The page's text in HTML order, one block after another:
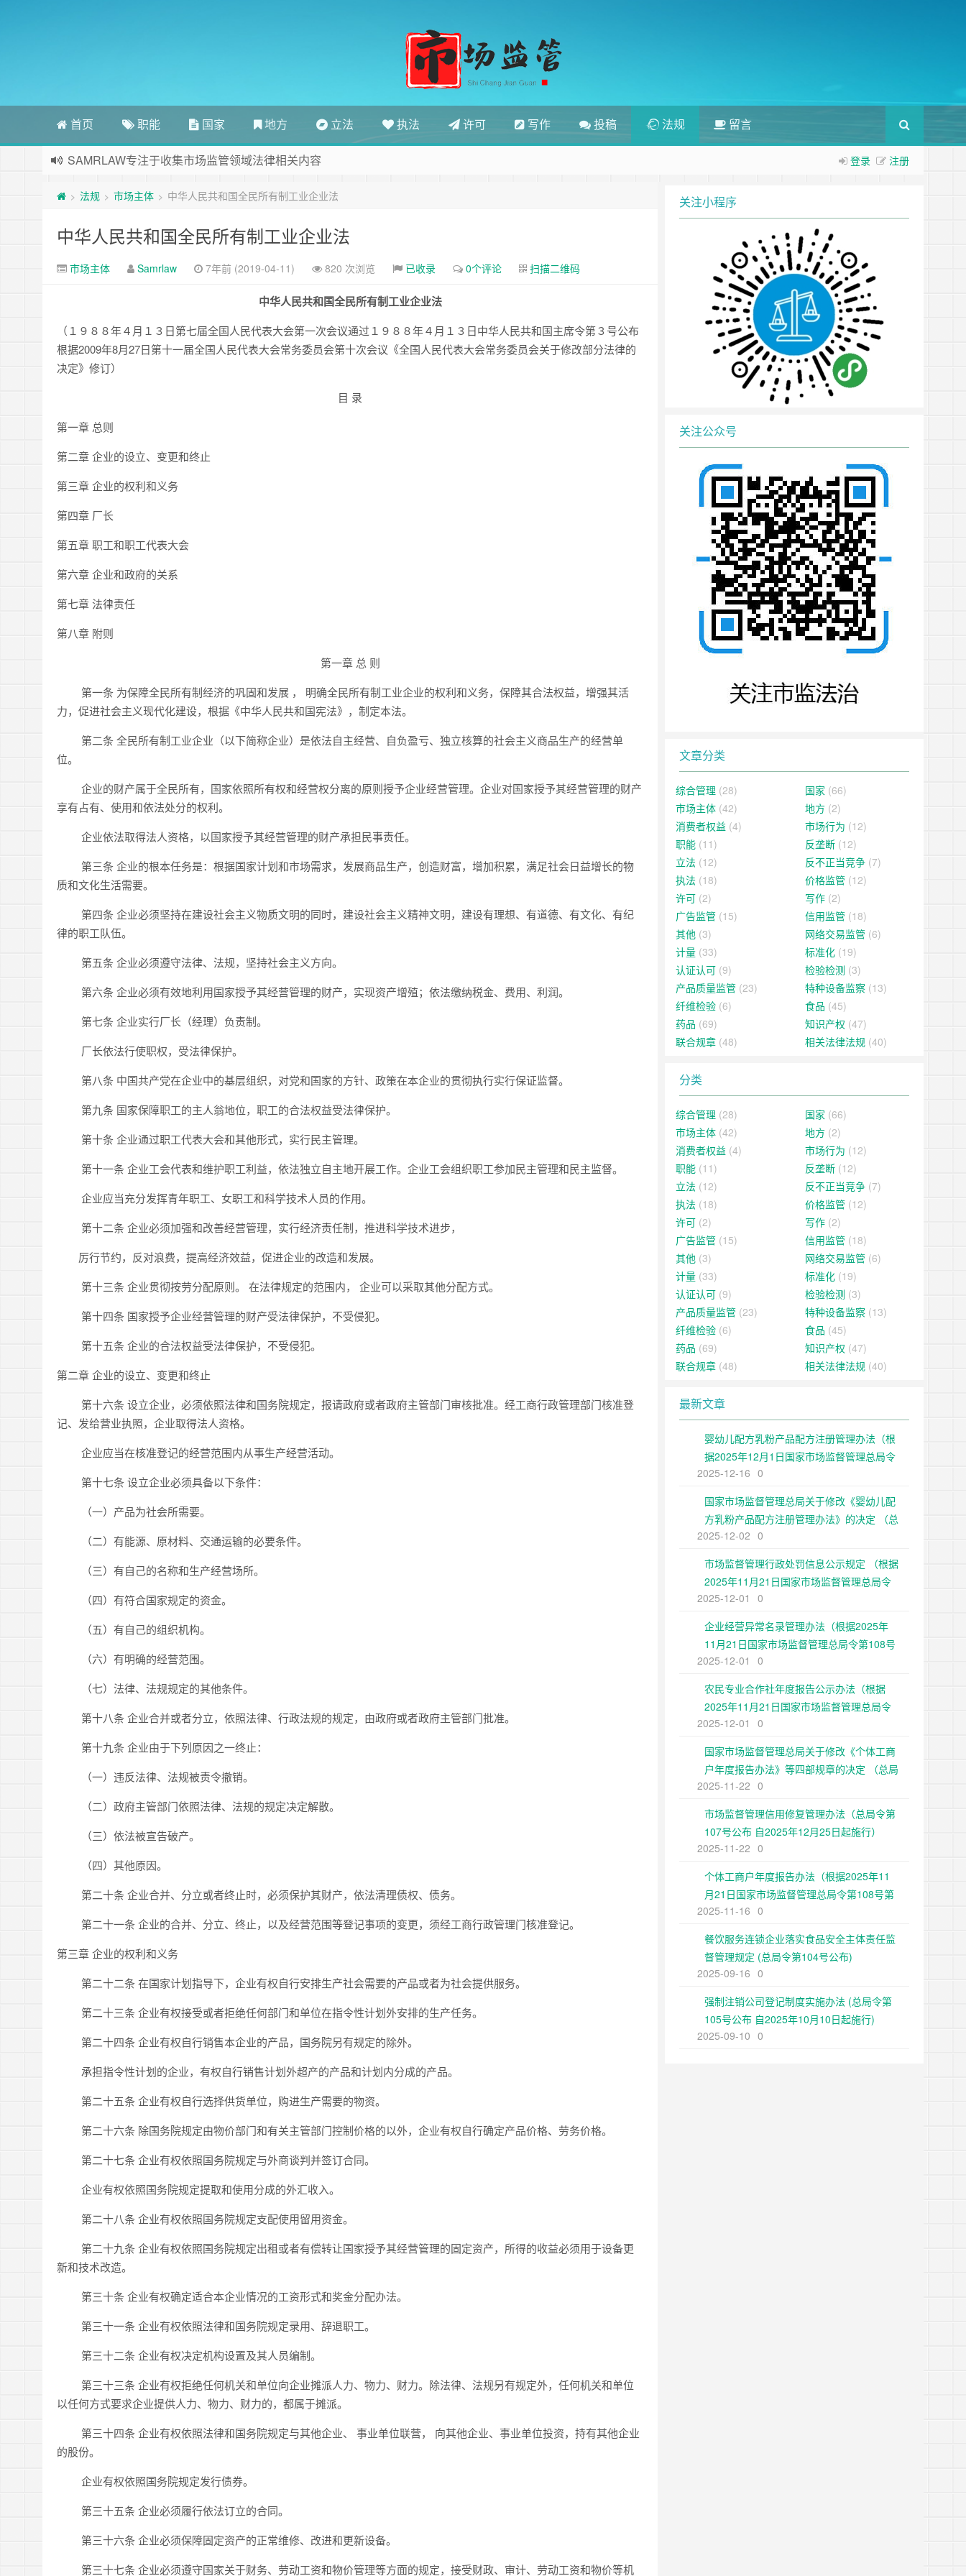
首页 职能 国家 地方 立法 执法 许可 写作 投稿 法规 留言
登录 注册
SAMRLAW专注于收集市场监管领域法律相关内容
> 法规 > 市场主体 > 中华人民共和国全民所有制工业企业法
中华人民共和国全民所有制工业企业法
市场主体 Samrlaw 7年前 (2019-04-11) 820 次浏览 已收录 0个评论 扫描二维码
中华人民共和国全民所有制工业企业法
（１９８８年４月１３日第七届全国人民代表大会第一次会议通过１９８８年４月１３日中华人民共和国主席令第３号公布
根据2009年8月27日第十一届全国人民代表大会常务委员会第十次会议《全国人民代表大会常务委员会关于修改部分法律的
决定》修订）
目 录
第一章 总则
第二章 企业的设立、变更和终止
第三章 企业的权利和义务
第四章 厂长
第五章 职工和职工代表大会
第六章 企业和政府的关系
第七章 法律责任
第八章 附则
第一章 总 则
第一条 为保障全民所有制经济的巩固和发展 ， 明确全民所有制工业企业的权利和义务，保障其合法权益，增强其活
力，促进社会主义现代化建设，根据《中华人民共和国宪法》，制定本法。
第二条 全民所有制工业企业（以下简称企业）是依法自主经营、自负盈亏、独立核算的社会主义商品生产的经营单
位。
企业的财产属于全民所有，国家依照所有权和经营权分离的原则授予企业经营管理。企业对国家授予其经营管理的财产
享有占有、使用和依法处分的权利。
企业依法取得法人资格，以国家授予其经营管理的财产承担民事责任。
第三条 企业的根本任务是：根据国家计划和市场需求，发展商品生产，创造财富，增加积累，满足社会日益增长的物
质和文化生活需要。
第四条 企业必须坚持在建设社会主义物质文明的同时，建设社会主义精神文明，建设有理想、有道德、有文化、有纪
律的职工队伍。
第五条 企业必须遵守法律、法规，坚持社会主义方向。
第六条 企业必须有效地利用国家授予其经营管理的财产，实现资产增殖；依法缴纳税金、费用、利润。
第七条 企业实行厂长（经理）负责制。
厂长依法行使职权，受法律保护。
第八条 中国共产党在企业中的基层组织，对党和国家的方针、政策在本企业的贯彻执行实行保证监督。
第九条 国家保障职工的主人翁地位，职工的合法权益受法律保护。
第十条 企业通过职工代表大会和其他形式，实行民主管理。
第十一条 企业工会代表和维护职工利益，依法独立自主地开展工作。企业工会组织职工参加民主管理和民主监督。
企业应当充分发挥青年职工、女职工和科学技术人员的作用。
第十二条 企业必须加强和改善经营管理，实行经济责任制，推进科学技术进步，
厉行节约，反对浪费，提高经济效益，促进企业的改造和发展。
第十三条 企业贯彻按劳分配原则。 在法律规定的范围内， 企业可以采取其他分配方式。
第十四条 国家授予企业经营管理的财产受法律保护，不受侵犯。
第十五条 企业的合法权益受法律保护，不受侵犯。
第二章 企业的设立、变更和终止
第十六条 设立企业，必须依照法律和国务院规定，报请政府或者政府主管部门审核批准。经工商行政管理部门核准登
记、发给营业执照，企业取得法人资格。
企业应当在核准登记的经营范围内从事生产经营活动。
第十七条 设立企业必须具备以下条件：
（一）产品为社会所需要。
（二）有能源、原材料、交通运输的必要条件。
（三）有自己的名称和生产经营场所。
（四）有符合国家规定的资金。
（五）有自己的组织机构。
（六）有明确的经营范围。
（七）法律、法规规定的其他条件。
第十八条 企业合并或者分立，依照法律、行政法规的规定，由政府或者政府主管部门批准。
第十九条 企业由于下列原因之一终止：
（一）违反法律、法规被责令撤销。
（二）政府主管部门依照法律、法规的规定决定解散。
（三）依法被宣告破产。
（四）其他原因。
第二十条 企业合并、分立或者终止时，必须保护其财产，依法清理债权、债务。
第二十一条 企业的合并、分立、终止，以及经营范围等登记事项的变更，须经工商行政管理门核准登记。
第三章 企业的权利和义务
第二十二条 在国家计划指导下，企业有权自行安排生产社会需要的产品或者为社会提供服务。
第二十三条 企业有权接受或者拒绝任何部门和单位在指令性计划外安排的生产任务。
第二十四条 企业有权自行销售本企业的产品，国务院另有规定的除外。
承担指令性计划的企业，有权自行销售计划外超产的产品和计划内分成的产品。
第二十五条 企业有权自行选择供货单位，购进生产需要的物资。
第二十六条 除国务院规定由物价部门和有关主管部门控制价格的以外，企业有权自行确定产品价格、劳务价格。
第二十七条 企业有权依照国务院规定与外商谈判并签订合同。
企业有权依照国务院规定提取和使用分成的外汇收入。
第二十八条 企业有权依照国务院规定支配使用留用资金。
第二十九条 企业有权依照国务院规定出租或者有偿转让国家授予其经营管理的固定资产，所得的收益必须用于设备更
新和技术改造。
第三十条 企业有权确定适合本企业情况的工资形式和奖金分配办法。
第三十一条 企业有权依照法律和国务院规定录用、辞退职工。
第三十二条 企业有权决定机构设置及其人员编制。
第三十三条 企业有权拒绝任何机关和单位向企业摊派人力、物力、财力。除法律、法规另有规定外，任何机关和单位
以任何方式要求企业提供人力、物力、财力的，都属于摊派。
第三十四条 企业有权依照法律和国务院规定与其他企业、 事业单位联营， 向其他企业、事业单位投资，持有其他企业
的股份。
企业有权依照国务院规定发行债券。
第三十五条 企业必须履行依法订立的合同。
第三十六条 企业必须保障固定资产的正常维修、改进和更新设备。
第三十七条 企业必须遵守国家关于财务、劳动工资和物价管理等方面的规定，接受财政、审计、劳动工资和物价等机
关注小程序
关注公众号
文章分类
综合管理 (28) 国家 (66)
市场主体 (42) 地方 (2)
消费者权益 (4) 市场行为 (12)
职能 (11) 反垄断 (12)
立法 (12) 反不正当竞争 (7)
执法 (18) 价格监管 (12)
许可 (2) 写作 (2)
广告监管 (15) 信用监管 (18)
其他 (3) 网络交易监管 (6)
计量 (33) 标准化 (19)
认证认可 (9) 检验检测 (3)
产品质量监管 (23) 特种设备监察 (13)
纤维检验 (6) 食品 (45)
药品 (69) 知识产权 (47)
联合规章 (48) 相关法律法规 (40)
分类
综合管理 (28) 国家 (66)
市场主体 (42) 地方 (2)
消费者权益 (4) 市场行为 (12)
职能 (11) 反垄断 (12)
立法 (12) 反不正当竞争 (7)
执法 (18) 价格监管 (12)
许可 (2) 写作 (2)
广告监管 (15) 信用监管 (18)
其他 (3) 网络交易监管 (6)
计量 (33) 标准化 (19)
认证认可 (9) 检验检测 (3)
产品质量监管 (23) 特种设备监察 (13)
纤维检验 (6) 食品 (45)
药品 (69) 知识产权 (47)
联合规章 (48) 相关法律法规 (40)
最新文章
婴幼儿配方乳粉产品配方注册管理办法（根
据2025年12月1日国家市场监督管理总局令
第109号修正）
2025-12-16 0
国家市场监督管理总局关于修改《婴幼儿配
方乳粉产品配方注册管理办法》的决定 （总
局令第109号公布 自公布之日起施行）
2025-12-02 0
市场监督管理行政处罚信息公示规定 （根据
2025年11月21日国家市场监督管理总局令
第108号第二次修正）
2025-12-01
0
企业经营异常名录管理办法（根据2025年
11月21日国家市场监督管理总局令第108号
第二次修正）
2025-12-01
0
农民专业合作社年度报告公示办法（根据
2025年11月21日国家市场监督管理总局令
第108号第二次修正）
2025-12-01
0
国家市场监督管理总局关于修改《个体工商
户年度报告办法》等四部规章的决定 （总局
令第108号公布 自2025年12月25日起施
2025-11-22 0
市场监督管理信用修复管理办法（总局令第
107号公布 自2025年12月25日起施行）
2025-11-22 0
个体工商户年度报告办法（根据2025年11
月21日国家市场监督管理总局令第108号第
二次修正）
2025-11-16 0
餐饮服务连锁企业落实食品安全主体责任监
督管理规定 (总局令第104号公布)
2025-09-16 0
强制注销公司登记制度实施办法 (总局令第
105号公布 自2025年10月10日起施行)
2025-09-10 0